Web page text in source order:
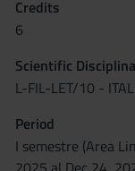
Credits
6
Scientific
L-FIL-LET/10 -
Period
I semestre (Area